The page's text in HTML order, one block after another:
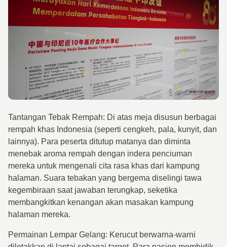
Tantangan Tebak Rempah: Di atas meja disusun berbagai
rempah khas Indonesia (seperti cengkeh, pala, kunyit, dan
lainnya). Para peserta ditutup matanya dan diminta
menebak aroma rempah dengan indera penciuman
mereka untuk mengenali cita rasa khas dari kampung
halaman. Suara tebakan yang bergema diselingi tawa
kegembiraan saat jawaban terungkap, seketika
membangkitkan kenangan akan masakan kampung
halaman mereka.
Permainan Lempar Gelang: Kerucut berwarna-warni